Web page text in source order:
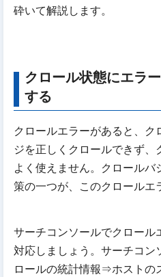
砕いて解説します。
クロール状態にエラ
する
クロールエラーがあると、
ジを正しくクロールできず
よく使えません。クロール
策の一つが、このクロールエ
サーチコンソールでクロール
対応しましょう。サーチコン
ロールの統計情報⇒ホストの